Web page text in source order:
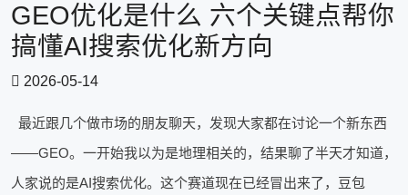
GEO优化是什么 六个关键点帮你
搞懂AI搜索优化新方向
2026-05-14
最近跟几个做市场的朋友聊天，发现大家都在讨论一个新东西
——GEO。一开始我以为是地理相关的，结果聊了半天才知道，
人家说的是AI搜索优化。这个赛道现在已经冒出来了，豆包